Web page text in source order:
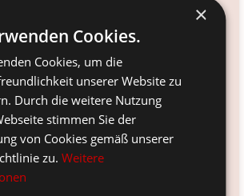
10 cm
×
Cookies.
Cookies, um die
unserer Website zu
Durch die weitere Nutzung
stimmen Sie der
von Cookies gemäß unserer
zu.Weitere